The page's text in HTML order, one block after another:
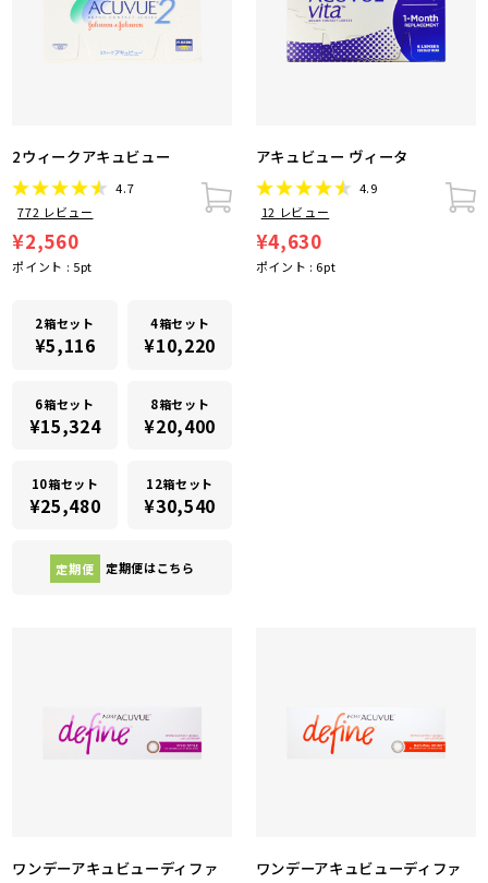
2ウィークアキュビュー
4.7
772 レビュー
¥2,560
ポイント : 5pt
2箱セット
¥5,116
4箱セット
¥10,220
6箱セット
¥15,324
8箱セット
¥20,400
10箱セット
¥25,480
12箱セット
¥30,540
定期便 定期便はこちら
アキュビュー ヴィータ
4.9
12 レビュー
¥4,630
ポイント : 6pt
ワンデーアキュビューディファ
ワンデーアキュビューディファ